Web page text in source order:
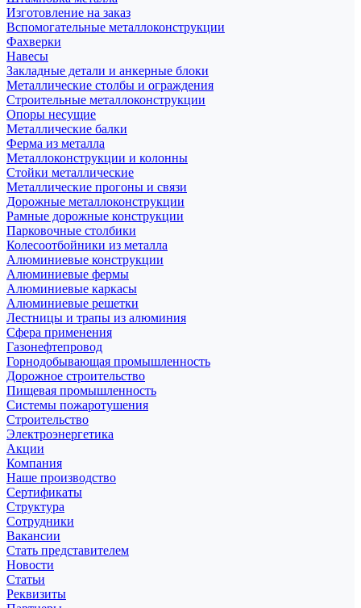
Изготовление на заказ
Вспомогательные металлоконструкции
Фахверки
Навесы
Закладные детали и анкерные блоки
Металлические столбы и ограждения
Строительные металлоконструкции
Опоры несущие
Металлические балки
Ферма из металла
Металлоконструкции и колонны
Стойки металлические
Металлические прогоны и связи
Дорожные металлоконструкции
Рамные дорожные конструкции
Парковочные столбики
Колесоотбойники из металла
Алюминиевые конструкции
Алюминиевые фермы
Алюминиевые каркасы
Алюминиевые решетки
Лестницы и трапы из алюминия
Сфера применения
Газонефтепровод
Горнодобывающая промышленность
Дорожное строительство
Пищевая промышленность
Системы пожаротушения
Строительство
Электроэнергетика
Акции
Компания
Наше производство
Сертификаты
Структура
Сотрудники
Вакансии
Стать представителем
Новости
Статьи
Реквизиты